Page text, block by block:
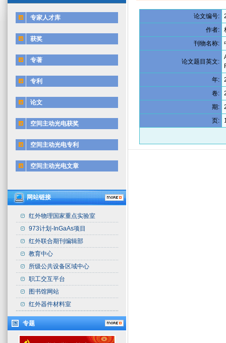
专家人才库
获奖
专著
专利
论文
空间主动光电获奖
空间主动光电专利
空间主动光电文章
网站链接
红外物理国家重点实验室
973计划-InGaAs项目
红外联合期刊编辑部
教育中心
所级公共设备区域中心
职工交互平台
图书馆网站
红外器件材料室
专题
论文编号:
作者:
刊物名称:
论文题目英文:
年:
卷:
期:
页: